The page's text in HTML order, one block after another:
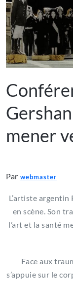
mener
Par webmaster
L’artiste
en scène. Son
l’art et la santé
Face aux
s’appuie sur le